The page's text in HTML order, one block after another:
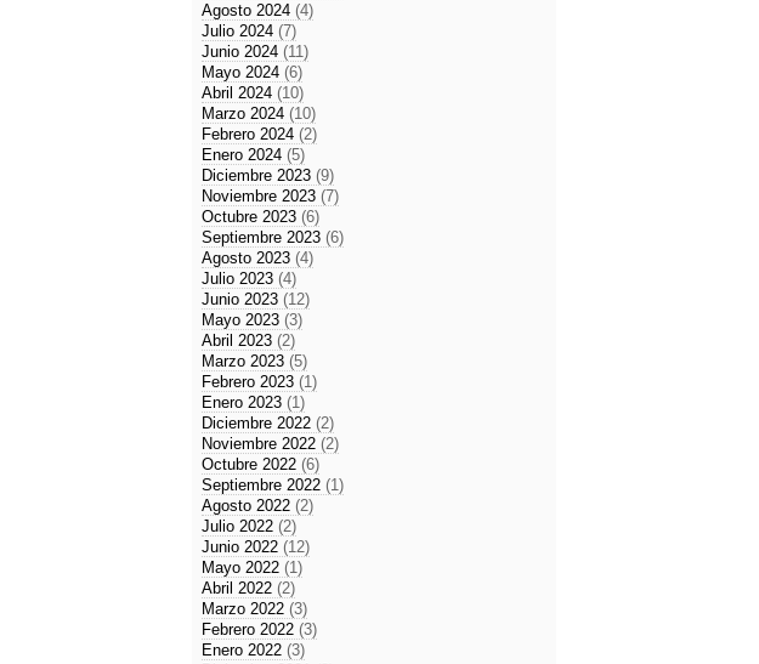
Agosto 2024 (4)
Julio 2024 (7)
Junio 2024 (11)
Mayo 2024 (6)
Abril 2024 (10)
Marzo 2024 (10)
Febrero 2024 (2)
Enero 2024 (5)
Diciembre 2023 (9)
Noviembre 2023 (7)
Octubre 2023 (6)
Septiembre 2023 (6)
Agosto 2023 (4)
Julio 2023 (4)
Junio 2023 (12)
Mayo 2023 (3)
Abril 2023 (2)
Marzo 2023 (5)
Febrero 2023 (1)
Enero 2023 (1)
Diciembre 2022 (2)
Noviembre 2022 (2)
Octubre 2022 (6)
Septiembre 2022 (1)
Agosto 2022 (2)
Julio 2022 (2)
Junio 2022 (12)
Mayo 2022 (1)
Abril 2022 (2)
Marzo 2022 (3)
Febrero 2022 (3)
Enero 2022 (3)